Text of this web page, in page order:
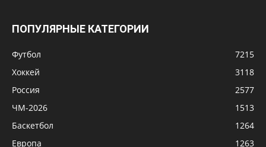
ПОПУЛЯРНЫЕ КАТЕГОРИИ
Футбол
7215
Хоккей
3118
Россия
2577
ЧМ-2026
1513
Баскетбол
1264
Европа
1263